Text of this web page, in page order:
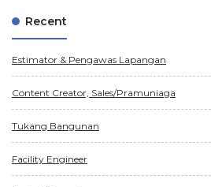
Recent
Estimator & Pengawas Lapangan
Content Creator, Sales/Pramuniaga
Tukang Bangunan
Facility Engineer